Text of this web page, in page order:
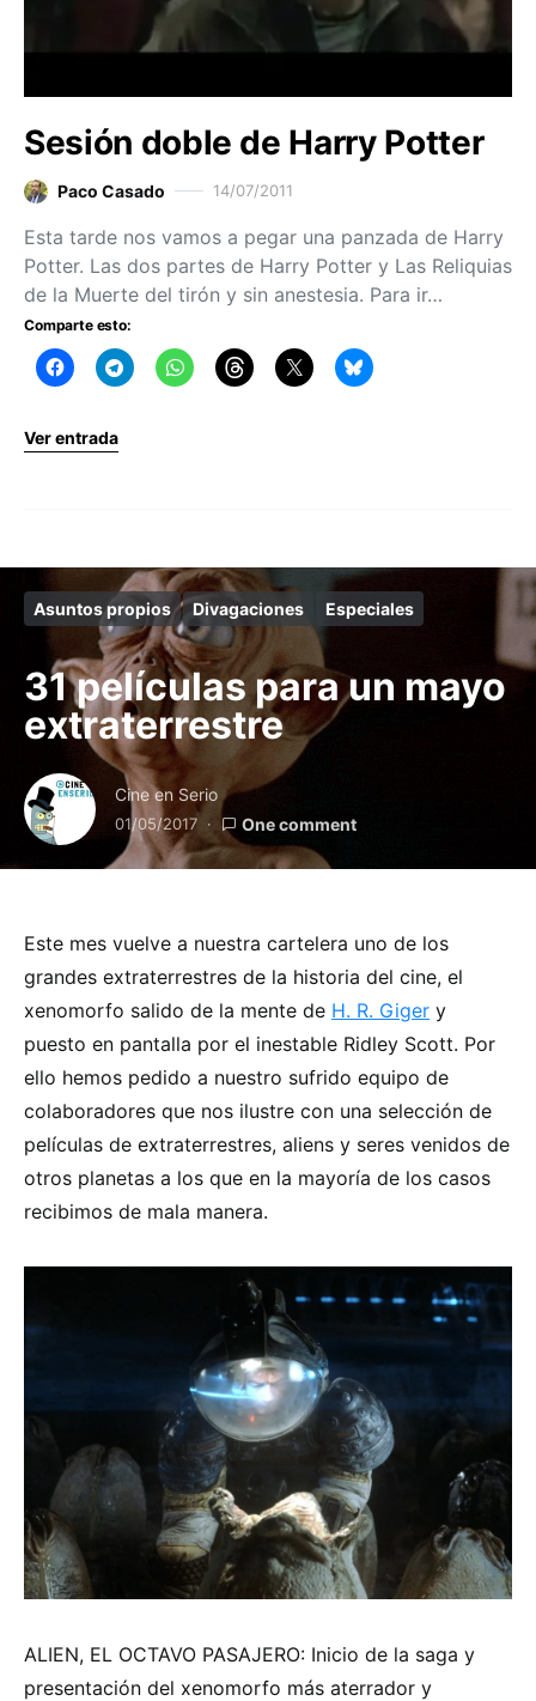
Sesión doble de Harry Potter
Paco Casado 14/07/2011
Esta tarde nos vamos a pegar una panzada de Harry
Potter. Las dos partes de Harry Potter y Las Reliquias
de la Muerte del tirón y sin anestesia. Para ir…
Comparte esto:
Ver entrada
Asuntos propios Divagaciones Especiales
31 películas para un mayo
extraterrestre
Cine en Serio
01/05/2017 One comment
Este mes vuelve a nuestra cartelera uno de los
grandes extraterrestres de la historia del cine, el
xenomorfo salido de la mente de H. R. Giger y
puesto en pantalla por el inestable Ridley Scott. Por
ello hemos pedido a nuestro sufrido equipo de
colaboradores que nos ilustre con una selección de
películas de extraterrestres, aliens y seres venidos de
otros planetas a los que en la mayoría de los casos
recibimos de mala manera.
ALIEN, EL OCTAVO PASAJERO: Inicio de la saga y
presentación del xenomorfo más aterrador y